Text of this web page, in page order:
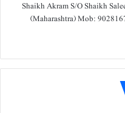
Shaikh Akram S/O Shaikh
(Maharashtra) Mob:
e